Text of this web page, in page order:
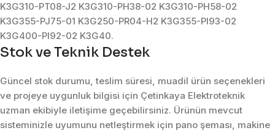
K3G310-PT08-J2 K3G310-PH38-02 K3G310-PH58-02
K3G355-PJ75-01 K3G250-PR04-H2 K3G355-PI93-02
K3G400-PI92-02 K3G40.
Stok ve Teknik Destek
Güncel stok durumu, teslim süresi, muadil ürün seçenekleri
ve projeye uygunluk bilgisi için Çetinkaya Elektroteknik
uzman ekibiyle iletişime geçebilirsiniz. Ürünün mevcut
sisteminizle uyumunu netleştirmek için pano şeması, makine